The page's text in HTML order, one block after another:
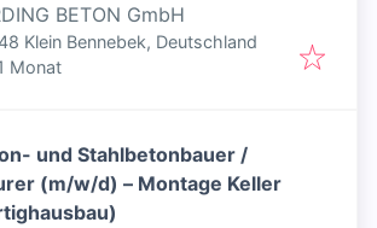
BETON GmbH
Klein Bennebek, Deutschland
Monat
und Stahlbetonbauer /
(m/w/d) – Montage Keller